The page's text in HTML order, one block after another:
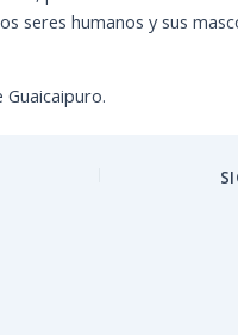
seres humanos y sus
Guaicaipuro.